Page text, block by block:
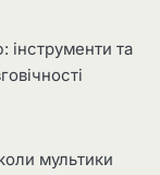
інструменти та
мультики